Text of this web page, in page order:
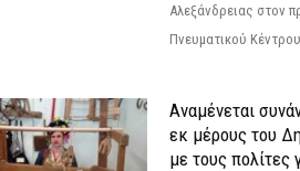
Αλεξάνδρειας στον
Πνευματικού
Αναμένεται
εκ μέρους του
με τους πολίτες